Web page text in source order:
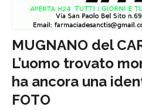
MUGNANO del
L’uomo trovato
ha ancora una
FOTO